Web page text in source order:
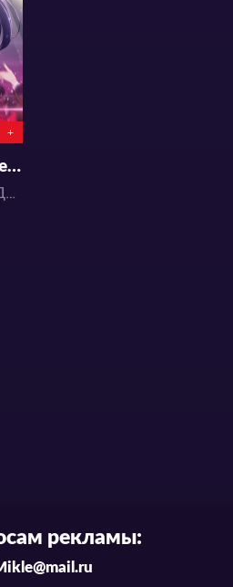
+
Безумный азарт 2 сезон: Маньяк азартных игр
Игры / Психология / Детектив / Драма / Сёнэн / Школа / Аниме
рекламы: